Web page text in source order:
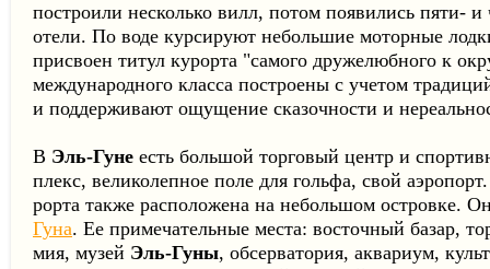
построили не­сколько вилл, потом появились пяти- и
отели. По воде курсируют не­большие моторные
присвоен титул курорта "са­мого дружелюбного к
международного класса по­строены с учетом
и поддерживают ощущение сказочности и
В Эль-Гуне есть большой торговый центр и
плекс, великолепное поле для гольфа, свой
рорта также расположена на небольшом островке.
Гуна. Ее примечательные места: восточный базар,
мия, музей Эль-Гуны, обсерватория, аквариум,